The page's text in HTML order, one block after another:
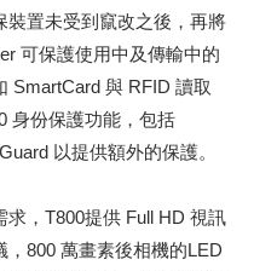
裝置未受到竄改之後，再將
可保護使用中及傳輸中的
SmartCard 與 RFID 讀取
身份保護功能，包括
以提供額外的保護。
，T800提供 Full HD 視訊
800 萬畫素後相機的LED